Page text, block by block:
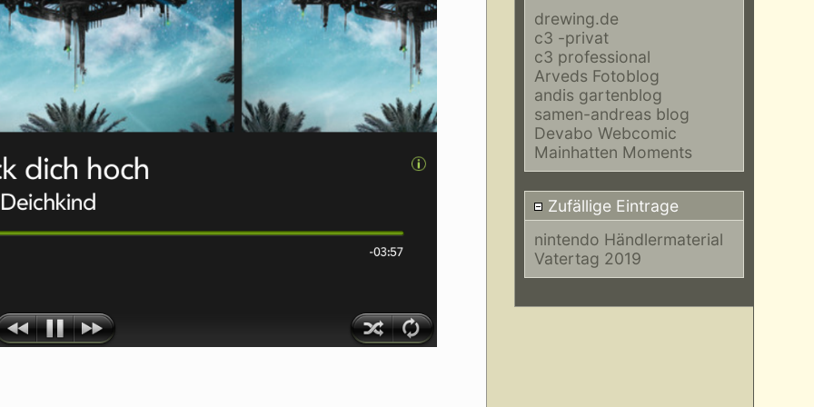
drewing.de
c3 -privat
c3 professional
Arveds Fotoblog
andis gartenblog
samen-andreas blog
Devabo Webcomic
Mainhatten Moments
Zufällige Eintrage
nintendo Händlermaterial
Vatertag 2019